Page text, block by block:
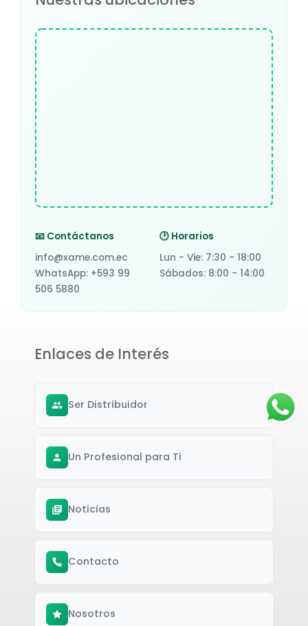
📧 Contáctanos
info@xame.com.ec
WhatsApp: +593 99
506 5880
🕐 Horarios
Lun - Vie: 7:30 - 18:00
Sábados: 8:00 - 14:00
Enlaces de Interés
Ser Distribuidor
Un Profesional para Ti
Noticias
Contacto
Nosotros